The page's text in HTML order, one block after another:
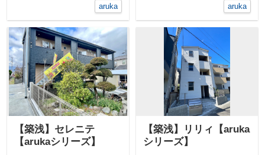
aruka
aruka
【築浅】セレニテ
【arukaシリーズ】
【築浅】リリィ【aruka
シリーズ】